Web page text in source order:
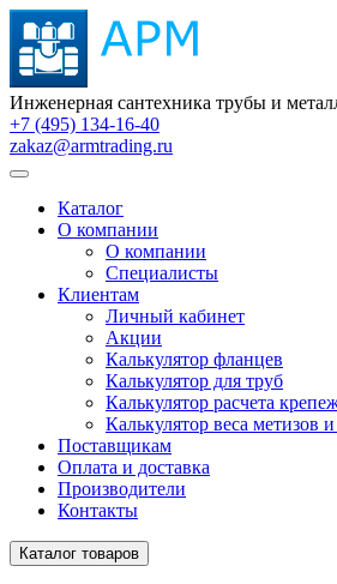
Инженерная сантехника трубы и
+7 (495) 134-16-40
zakaz@armtrading.ru
Каталог
О компании
О компании
Специалисты
Клиентам
Личный кабинет
Акции
Калькулятор фланцев
Калькулятор для труб
Калькулятор расчета
Калькулятор веса метизов
Поставщикам
Оплата и доставка
Производители
Контакты
Каталог товаров